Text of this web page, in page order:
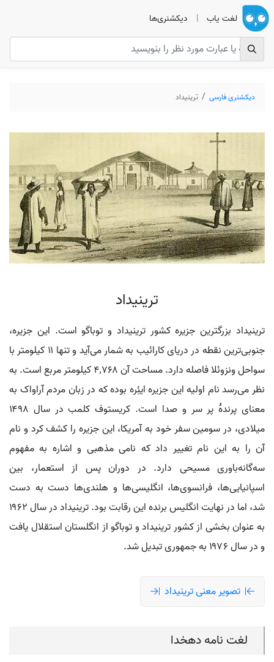
لغت یاب | دیکشنری‌ها
دیکشنری فارسی ترینیداد
ترینیداد
ترینیداد بزرگترین جزیره کشور ترینیداد و توباگو است. این جزیره،
جنوبی‌ترین نقطه در دریای کارائیب به شمار می‌آید و تنها ۱۱ کیلومتر با
سواحل ونزوئلا فاصله دارد. مساحت آن ۴٬۷۶۸ کیلومتر مربع است. به
نظر می‌رسد نام اولیه این جزیره ایئِره بوده که در زبان مردم آراواک به
معنای پرندهٔ پر سر و صدا است. کریستوف کلمب در سال ۱۴۹۸
میلادی، در سومین سفر خود به آمریکا، این جزیره را کشف کرد و نام
آن را به این نام تغییر داد که نامی مذهبی و اشاره به مفهوم
سه‌گانه‌باوری مسیحی دارد. در دوران پس از استعمار، بین
اسپانیایی‌ها، فرانسوی‌ها، انگلیسی‌ها و هلندی‌ها دست به دست
شد، اما در نهایت انگلیس برنده این رقابت بود. ترینیداد در سال ۱۹۶۲
به عنوان بخشی از کشور ترینیداد و توباگو از انگلستان استقلال یافت
و در سال ۱۹۷۶ به جمهوری تبدیل شد.
تصویر معنی ترینیداد
لغت نامه دهخدا